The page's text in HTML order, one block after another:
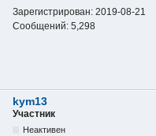
Зарегистрирован: 2019-08-21
Сообщений: 5,298
kym13
Участник
Неактивен